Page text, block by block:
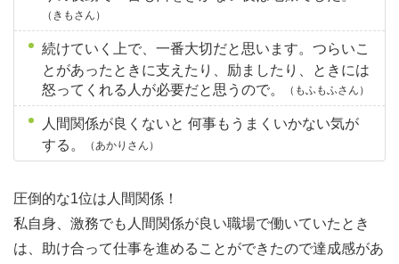
（きもさん）
続けていく上で、一番大切だと思います。つらいこ
とがあったときに支えたり、励ましたり、ときには
怒ってくれる人が必要だと思うので。
（もふもふさん）
人間関係が良くないと 何事もうまくいかない気が
する。 （あかりさん）
圧倒的な1位は人間関係！
私自身、激務でも人間関係が良い職場で働いていたとき
は、助け合って仕事を進めることができたので達成感があ